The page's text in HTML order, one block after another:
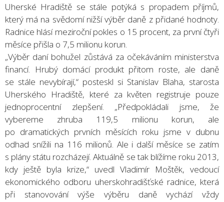
Uherské Hradiště se stále potýká s propadem příjmů,
který má na svědomí nižší výběr daně z přidané hodnoty.
Radnice hlásí meziroční pokles o 15 procent, za první čtyři
měsíce přišla o 7,5 milionu korun.
„Výběr daní bohužel zůstává za očekáváním ministerstva
financí. Hrubý domácí produkt přitom roste, ale daně
se stále nevybírají,“ posteskl si Stanislav Blaha, starosta
Uherského Hradiště, které za květen registruje pouze
jednoprocentní zlepšení. „Předpokládali jsme, že
vybereme zhruba 119,5 milionu korun, ale
po dramatických prvních měsících roku jsme v dubnu
odhad snížili na 116 milionů. Ale i další měsíce se zatím
s plány státu rozcházejí. Aktuálně se tak blížíme roku 2013,
kdy ještě byla krize,“ uvedl Vladimír Moštěk, vedoucí
ekonomického odboru uherskohradišťské radnice, která
při stanovování výše výběru daně vychází vždy